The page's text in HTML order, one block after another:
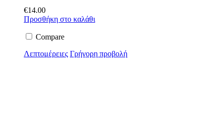
€14.00
Προσθήκη στο καλάθι
Compare
Λεπτομέρειες Γρήγορη προβολή